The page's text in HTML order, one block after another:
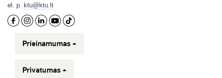
el. p. ktu@ktu.lt
Prieinamumas
Privatumas